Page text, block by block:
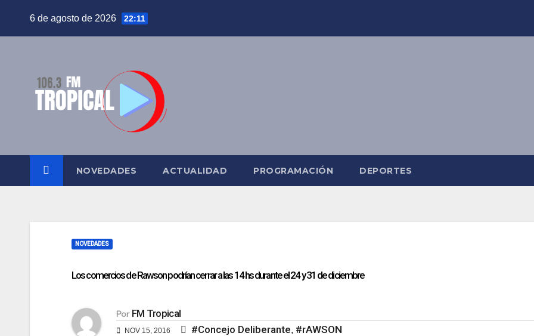
6 de agosto de 2026 22:11
NOVEDADES ACTUALIDAD PROGRAMACIÓN DEPORTES
NOVEDADES
Los comercios de Rawson podrían cerrar a las 14 hs durante el 24 y 31 de diciembre
Por FM Tropical
NOV 15, 2016 #Concejo Deliberante, #rAWSON